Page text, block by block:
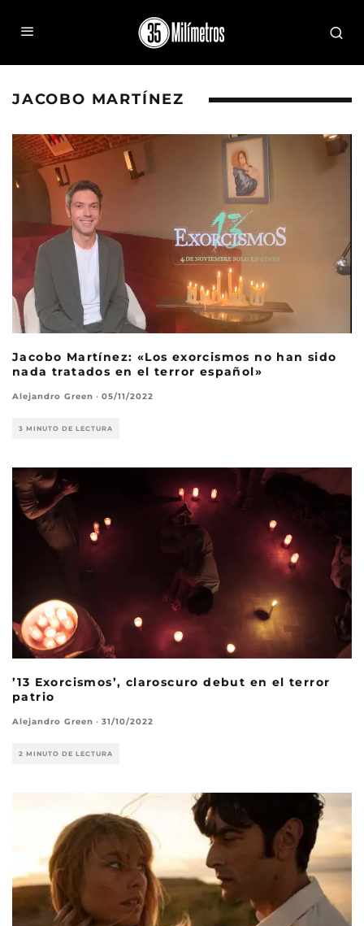
JACOBO MARTÍNEZ
Jacobo Martínez: «Los exorcismos no han sido
nada tratados en el terror español»
Alejandro Green · 05/11/2022
3 MINUTO DE LECTURA
’13 Exorcismos’, claroscuro debut en el terror
patrio
Alejandro Green · 31/10/2022
2 MINUTO DE LECTURA